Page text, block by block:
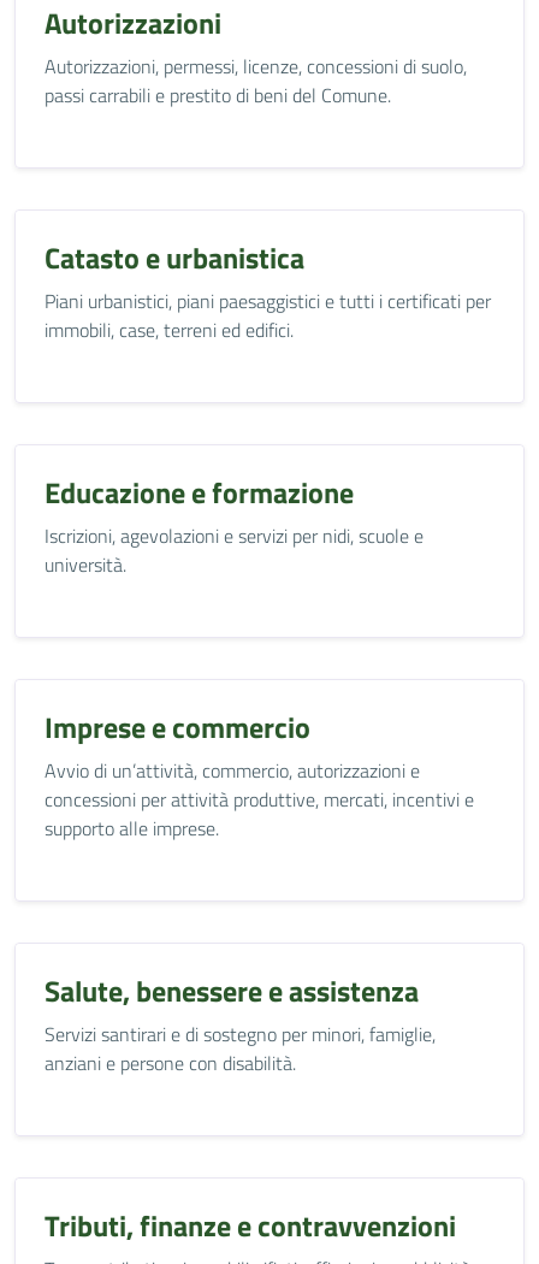
Autorizzazioni
Autorizzazioni, permessi, licenze, concessioni di suolo,
passi carrabili e prestito di beni del Comune.
Catasto e urbanistica
Piani urbanistici, piani paesaggistici e tutti i certificati per
immobili, case, terreni ed edifici.
Educazione e formazione
Iscrizioni, agevolazioni e servizi per nidi, scuole e
università.
Imprese e commercio
Avvio di un’attività, commercio, autorizzazioni e
concessioni per attività produttive, mercati, incentivi e
supporto alle imprese.
Salute, benessere e assistenza
Servizi santirari e di sostegno per minori, famiglie,
anziani e persone con disabilità.
Tributi, finanze e contravvenzioni